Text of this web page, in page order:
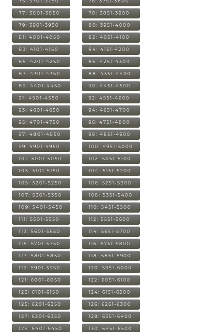
77: 3801-3850 78: 3851-3900
79: 3901-3950 80: 3951-4000
81: 4001-4050 82: 4051-4100
83: 4101-4150 84: 4151-4200
85: 4201-4250 86: 4251-4300
87: 4301-4350 88: 4351-4400
89: 4401-4450 90: 4451-4500
91: 4501-4550 92: 4551-4600
93: 4601-4650 94: 4651-4700
95: 4701-4750 96: 4751-4800
97: 4801-4850 98: 4851-4900
99: 4901-4950 100: 4951-5000
101: 5001-5050 102: 5051-5100
103: 5101-5150 104: 5151-5200
105: 5201-5250 106: 5251-5300
107: 5301-5350 108: 5351-5400
109: 5401-5450 110: 5451-5500
111: 5501-5550 112: 5551-5600
113: 5601-5650 114: 5651-5700
115: 5701-5750 116: 5751-5800
117: 5801-5850 118: 5851-5900
119: 5901-5950 120: 5951-6000
121: 6001-6050 122: 6051-6100
123: 6101-6150 124: 6151-6200
125: 6201-6250 126: 6251-6300
127: 6301-6350 128: 6351-6400
129: 6401-6450 130: 6451-6500